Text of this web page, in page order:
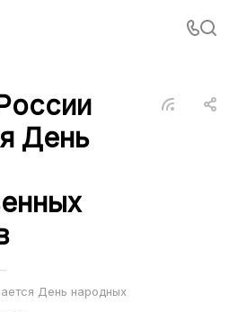
День
День народных